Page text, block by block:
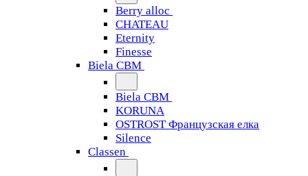
Berry alloc
CHATEAU
Eternity
Finesse
Biela CBM
Biela CBM
KORUNA
OSTROST Французская елка
Silence
Classen